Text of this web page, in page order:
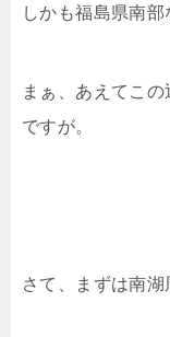
しかも福島県南
まぁ、あえてこ
ですが。
さて、まずは南湖